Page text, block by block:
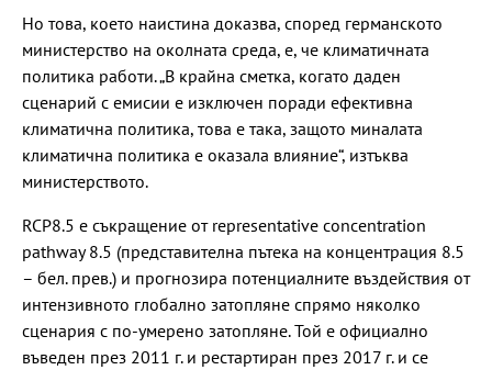
Но това, което наистина доказва, според германското
министерство на околната среда, е, че климатичната
политика работи. „В крайна сметка, когато даден
сценарий с емисии е изключен поради ефективна
климатична политика, това е така, защото миналата
климатична политика е оказала влияние“, изтъква
министерството.
RCP8.5 е съкращение от representative concentration
pathway 8.5 (представителна пътека на концентрация 8.5
– бел. прев.) и прогнозира потенциалните въздействия от
интензивното глобално затопляне спрямо няколко
сценария с по-умерено затопляне. Той е официално
въведен през 2011 г. и рестартиран през 2017 г. и се